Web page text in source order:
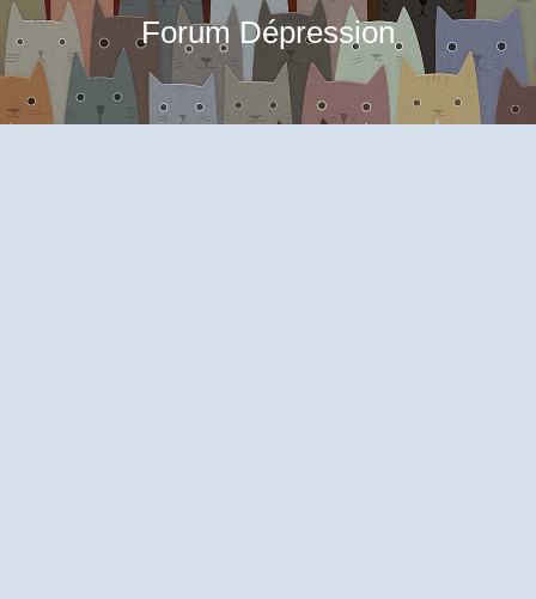
Forum Dépression